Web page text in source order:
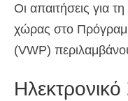
Οι απαιτήσεις για
χώρας στο
(VWP)